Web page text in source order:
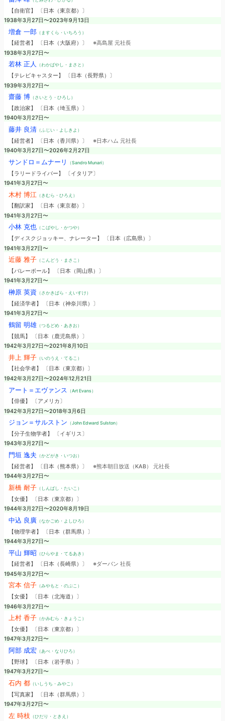
【自衛官】 〔日本（東京都）〕
1938年3月27日〜2023年9月13日
増倉 一郎（ますくら・いちろう）
【経営者】 〔日本（大阪府）〕 ※高島屋 元社長
1938年3月27日〜
若林 正人 （わかばやし・まさと）
【テレビキャスター】 〔日本（長野県）〕
1939年3月27日〜
齋藤 博（さいとう・ひろし）
【政治家】 〔日本（埼玉県）〕
1940年3月27日〜
藤井 良清（ふじい・よしきよ）
【経営者】 〔日本（香川県）〕 ※日本ハム 元社長
1940年3月27日〜2026年2月27日
サンドロ＝ムナーリ （Sandro Munari）
【ラリードライバー】 〔イタリア〕
1941年3月27日〜
木村 博江 （きむら・ひろえ）
【翻訳家】 〔日本（東京都）〕
1941年3月27日〜
小林 克也（こばやし・かつや）
【ディスクジョッキー、ナレーター】 〔日本（広島県）〕
1941年3月27日〜
近藤 雅子（こんどう・まさこ）
【バレーボール】 〔日本（岡山県）〕
1941年3月27日〜
榊原 英資 （さかきばら・えいすけ）
【経済学者】 〔日本（神奈川県）〕
1941年3月27日〜
鶴留 明雄（つるどめ・あきお）
【競馬】 〔日本（鹿児島県）〕
1942年3月27日〜2021年8月10日
井上 輝子（いのうえ・てるこ）
【社会学者】 〔日本（東京都）〕
1942年3月27日〜2024年12月21日
アート＝エヴァンス （Art Evans）
【俳優】 〔アメリカ〕
1942年3月27日〜2018年3月6日
ジョン＝サルストン （John Edward Sulston）
【分子生物学者】 〔イギリス〕
1943年3月27日〜
門垣 逸夫 （かどがき・いつお）
【経営者】 〔日本（熊本県）〕 ※熊本朝日放送（KAB） 元社長
1944年3月27日〜
新橋 耐子（しんばし・たいこ）
【女優】 〔日本（東京都）〕
1944年3月27日〜2020年8月19日
中込 良廣（なかごめ・よしひろ）
【物理学者】 〔日本（群馬県）〕
1944年3月27日〜
平山 輝昭 （ひらやま・てるあき）
【経営者】 〔日本（長崎県）〕 ※ダーバン 社長
1945年3月27日〜
宮本 信子（みやもと・のぶこ）
【女優】 〔日本（北海道）〕
1946年3月27日〜
上村 香子（かみむら・きょうこ）
【女優】 〔日本（東京都）〕
1947年3月27日〜
阿部 成宏（あべ・なりひろ）
【野球】 〔日本（岩手県）〕
1947年3月27日〜
石内 都（いしうち・みやこ）
【写真家】 〔日本（群馬県）〕
1947年3月27日〜
左 時枝（ひだり・ときえ）